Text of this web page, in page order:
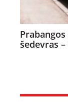
šedevras –